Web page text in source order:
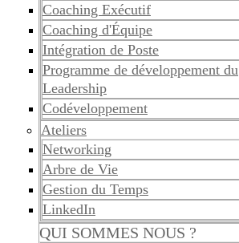
Coaching Exécutif
Coaching d'Équipe
Intégration de Poste
Programme de développement du
Leadership
Codéveloppement
Ateliers
Networking
Arbre de Vie
Gestion du Temps
LinkedIn
QUI SOMMES NOUS ?